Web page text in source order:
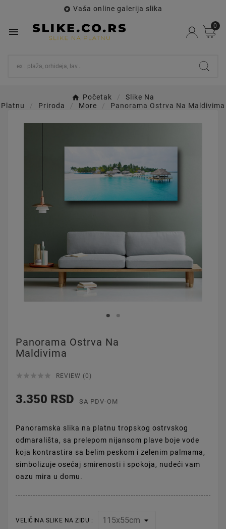
 Vaša online galerija slika

0
Početak
Slike Na
Platnu
Priroda More Panorama Ostrva Na Maldivima
Panorama Ostrva Na
Maldivima
     REVIEW (0)
3.350 RSD SA PDV-OM
Panoramska slika na platnu tropskog ostrvskog
odmarališta, sa prelepom nijansom plave boje vode
koja kontrastira sa belim peskom i zelenim palmama,
simbolizuje osećaj smirenosti i spokoja, nudeći vam
oazu mira u domu.
VELIČINA SLIKE NA ZIDU :